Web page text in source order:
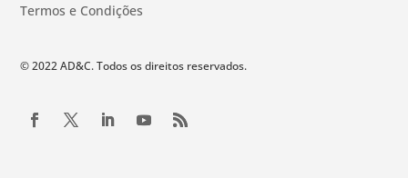
Termos e Condições
© 2022 AD&C. Todos os direitos reservados.